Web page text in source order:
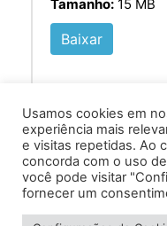
Tamanho: 15 MB
Baixar
Av. Prof. Armando
Caratinga - MG -
Usamos cookies em
experiência mais
e visitas repetidas. Ao
concorda com o uso
você pode visitar
fornecer um